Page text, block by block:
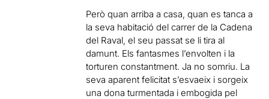
Però quan arriba a casa, quan es tanca a
la seva habitació del carrer de la Cadena
del Raval, el seu passat se li tira al
damunt. Els fantasmes l’envolten i la
torturen constantment. Ja no somriu. La
seva aparent felicitat s’esvaeix i sorgeix
una dona turmentada i embogida pel